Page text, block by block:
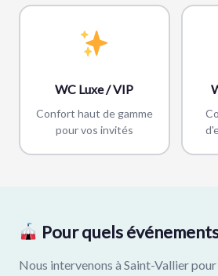
WC Luxe / VIP
Confort haut de gamme
pour vos invités
Pour quels
Nous intervenons à Saint-Vallier